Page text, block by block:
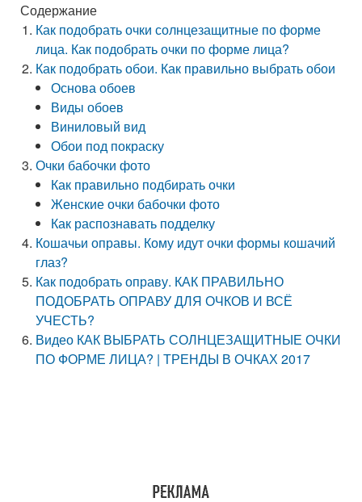
Содержание
Как подобрать очки солнцезащитные по форме
лица. Как подобрать очки по форме лица?
Как подобрать обои. Как правильно выбрать обои
Основа обоев
Виды обоев
Виниловый вид
Обои под покраску
Очки бабочки фото
Как правильно подбирать очки
Женские очки бабочки фото
Как распознавать подделку
Кошачьи оправы. Кому идут очки формы кошачий
глаз?
Как подобрать оправу. КАК ПРАВИЛЬНО
ПОДОБРАТЬ ОПРАВУ ДЛЯ ОЧКОВ И ВСЁ
УЧЕСТЬ?
Видео КАК ВЫБРАТЬ СОЛНЦЕЗАЩИТНЫЕ ОЧКИ
ПО ФОРМЕ ЛИЦА? | ТРЕНДЫ В ОЧКАХ 2017